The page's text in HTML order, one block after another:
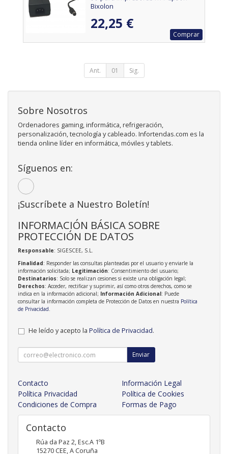
Bixolon
22,25 €
Comprar
Ant. 01 Sig.
Sobre Nosotros
Ordenadores gaming, informática, refrigeración,
personalización, tecnología y cableado. Infortendas.com es la
tienda online líder en informática, móviles y tablets.
Síguenos en:
¡Suscríbete a Nuestro Boletín!
INFORMACIÓN BÁSICA SOBRE
PROTECCIÓN DE DATOS
Responsable: SIGESCEE, S.L.
Finalidad: Responder las consultas planteadas por el usuario y enviarle la
información solicitada; Legitimación: Consentimiento del usuario;
Destinatarios: Solo se realizan cesiones si existe una obligación legal;
Derechos: Acceder, rectificar y suprimir, así como otros derechos, como se
indica en la información adicional; Información Adicional: Puede
consultar la información completa de Protección de Datos en nuestra Política
de Privacidad.
He leído y acepto la Política de Privacidad.
Enviar
Contacto
Información Legal
Política Privacidad
Política de Cookies
Condiciones de Compra
Formas de Pago
Contacto
Rúa da Paz 2, Esc.A 1ºB
15270 CEE,A Coruña